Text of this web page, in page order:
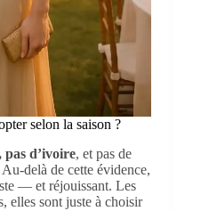
selon la saison ?
pas d’ivoire, et pas de
delà de cette évidence,
— et réjouissant. Les
elles sont juste à choisir